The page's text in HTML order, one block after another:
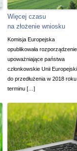
Więcej czasu
na złożenie wniosku
Komisja Europejska
opublikowała rozporządzenie
upoważniające państwa
członkowskie Unii
do przedłużenia w 2018 roku
terminu […]